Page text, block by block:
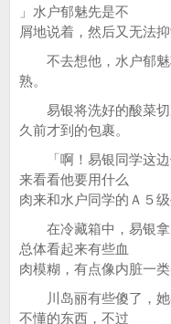
」水户郁魅先是不
屑地说着，然后又无法
不去想他，水户郁魅
熟。
易银将洗好的酸菜切
久前才到的包裹。
「啊！易银同学这边
来看看他要用什么
肉来和水户同学的Ａ５级
在冷藏箱中，易银拿
总体看起来有些血
肉模糊，有点像内脏一类
川岛丽有些傻了，她
不懂的东西，不过